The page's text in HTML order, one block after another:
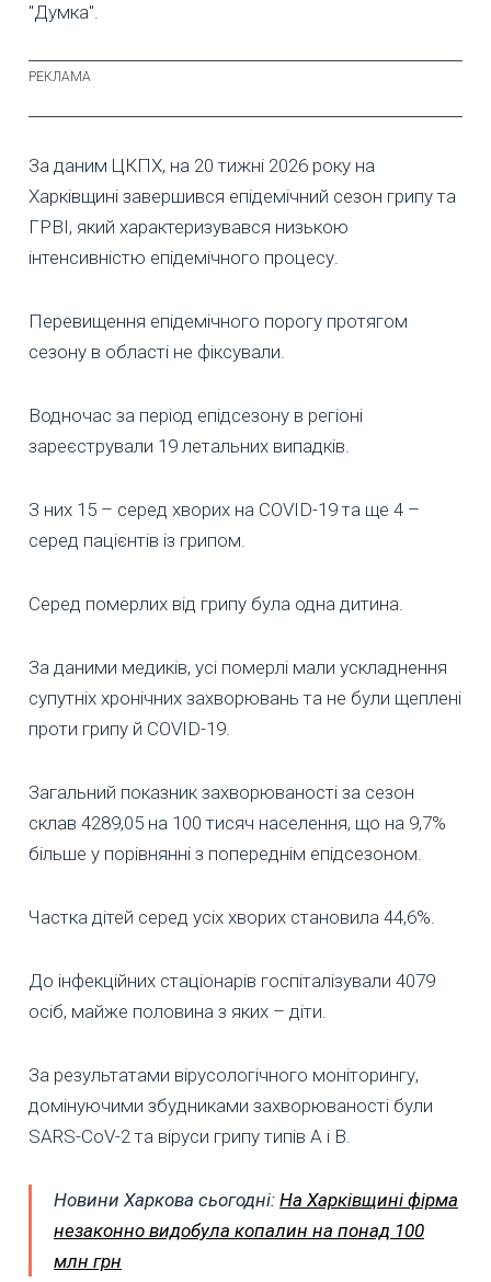
"Думка".
За даним ЦКПХ, на 20 тижні 2026 року на
Харківщині завершився епідемічний сезон грипу та
ГРВІ, який характеризувався низькою
інтенсивністю епідемічного процесу.
Перевищення епідемічного порогу протягом
сезону в області не фіксували.
Водночас за період епідсезону в регіоні
зареєстрували 19 летальних випадків.
З них 15 – серед хворих на COVID-19 та ще 4 –
серед пацієнтів із грипом.
Серед померлих від грипу була одна дитина.
За даними медиків, усі померлі мали ускладнення
супутніх хронічних захворювань та не були щеплені
проти грипу й COVID-19.
Загальний показник захворюваності за сезон
склав 4289,05 на 100 тисяч населення, що на 9,7%
більше у порівнянні з попереднім епідсезоном.
Частка дітей серед усіх хворих становила 44,6%.
До інфекційних стаціонарів госпіталізували 4079
осіб, майже половина з яких – діти.
За результатами вірусологічного моніторингу,
домінуючими збудниками захворюваності були
SARS-CoV-2 та віруси грипу типів А і В.
Новини Харкова сьогодні: На Харківщині фірма
незаконно видобула копалин на понад 100
млн грн